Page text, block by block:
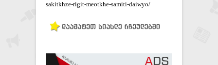
sakitkhze-rigit-meotkhe-samiti-daiwyo/